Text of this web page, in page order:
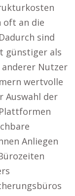
oft an die
sind
günstiger als
Nutzer
wertvolle
Auswahl der
Anliegen